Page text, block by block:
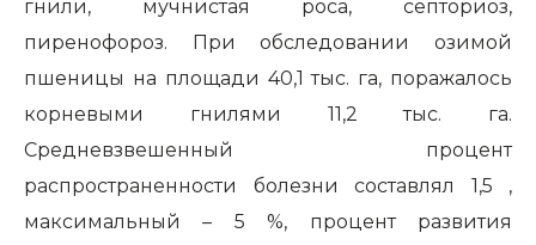
гнили, мучнистая роса, септориоз,
пиренофороз. При обследовании озимой
пшеницы на площади 40,1 тыс. га, поражалось
корневыми гнилями 11,2 тыс. га.
Средневзвешенный процент
распространенности болезни составлял 1,5 ,
максимальный – 5 %, процент развития